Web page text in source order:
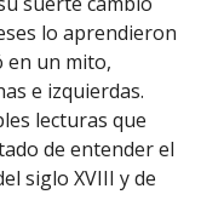
lo aprendieron
en un mito,
e izquierdas.
lecturas que
de entender el
siglo XVIII y de